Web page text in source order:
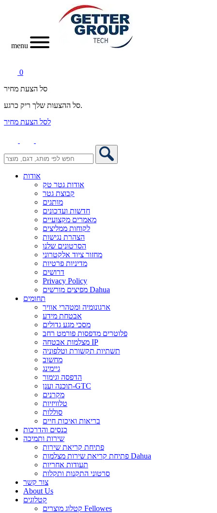
menu
0
סל הצעת מחיר
סל ההצעות שלך ריק כרגע.
לסל הצעת מחיר
אודות
אודות גטר טק
קבוצת גטר
מותגים
חדשות ועדכונים
מאמרים מקצועיים
לקוחות ממליצים
הצהרת נגישות
הסרטונים שלנו
מחזור ציוד אלקטרוני
מדיניות פרטיות
דרושים
Privacy Policy
מפיצים מורשים Dahua
תחומים
ארגונומיה ומטהרי אוויר
אבטחת מידע
מסכי מגע גדולים
פלוטרים מדפסות פורמט רחב
מצלמות אבטחה IP
תשתיות תקשורת וטלפוניה
מחשוב
גיימינג
הדפסה וגימור
תוכנה וענן-GTC
מקרנים
טלוויזיות
סוללות
בריאות ואיכות חיים
כנסים והדרכות
שירות ותמיכה
פתיחת קריאת שירות
פתיחת קריאת שירות מצלמות Dahua
תעודות אחריות
סרטוני התקנות ותקלות
צור קשר
About Us
קטלוגים
קטלוג מוצרים Fellowes